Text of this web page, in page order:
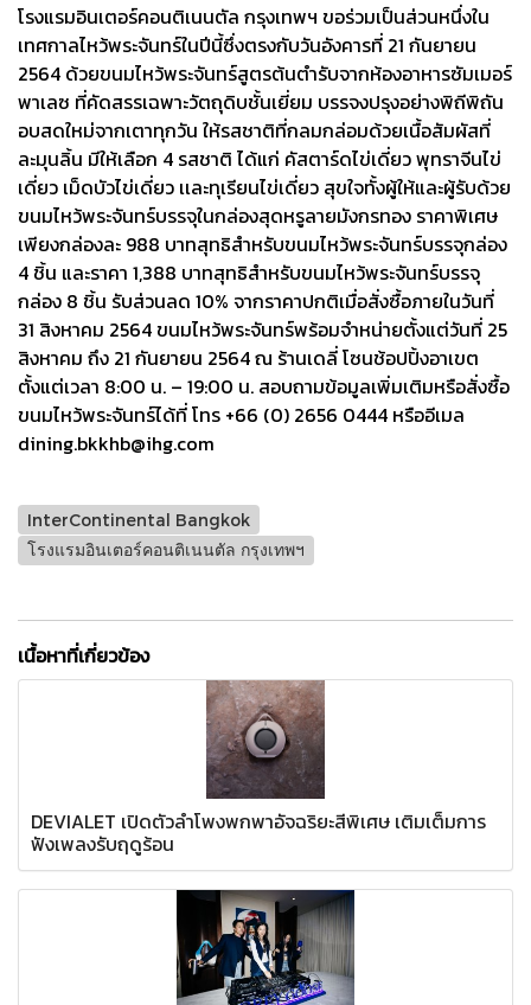
โรงแรมอินเตอร์คอนติเนนตัล กรุงเทพฯ ขอร่วมเป็นส่วนหนึ่งใน
เทศกาลไหว้พระจันทร์ในปีนี้ซึ่งตรงกับวันอังคารที่ 21 กันยายน
2564 ด้วยขนมไหว้พระจันทร์สูตรต้นตำรับจากห้องอาหารซัมเมอร์
พาเลซ ที่คัดสรรเฉพาะวัตถุดิบชั้นเยี่ยม บรรจงปรุงอย่างพิถีพิถัน
อบสดใหม่จากเตาทุกวัน ให้รสชาติที่กลมกล่อมด้วยเนื้อสัมผัสที่
ละมุนลิ้น มีให้เลือก 4 รสชาติ ได้แก่ คัสตาร์ดไข่เดี่ยว พุทราจีนไข่
เดี่ยว เม็ดบัวไข่เดี่ยว เเละทุเรียนไข่เดี่ยว สุขใจทั้งผู้ให้และผู้รับด้วย
ขนมไหว้พระจันทร์บรรจุในกล่องสุดหรูลายมังกรทอง ราคาพิเศษ
เพียงกล่องละ 988 บาทสุทธิสำหรับขนมไหว้พระจันทร์บรรจุกล่อง
4 ชิ้น และราคา 1,388 บาทสุทธิสำหรับขนมไหว้พระจันทร์บรรจุ
กล่อง 8 ชิ้น รับส่วนลด 10% จากราคาปกติเมื่อสั่งซื้อภายในวันที่
31 สิงหาคม 2564 ขนมไหว้พระจันทร์พร้อมจำหน่ายตั้งแต่วันที่ 25
สิงหาคม ถึง 21 กันยายน 2564 ณ ร้านเดลี่ โซนช้อปปิ้งอาเขต
ตั้งแต่เวลา 8:00 น. – 19:00 น. สอบถามข้อมูลเพิ่มเติมหรือสั่งซื้อ
ขนมไหว้พระจันทร์ได้ที่ โทร +66 (0) 2656 0444 หรืออีเมล
dining.bkkhb@ihg.com
InterContinental Bangkok
โรงแรมอินเตอร์คอนติเนนตัล กรุงเทพฯ
เนื้อหาที่เกี่ยวข้อง
DEVIALET เปิดตัวลำโพงพกพาอัจฉริยะสีพิเศษ เติมเต็มการ
ฟังเพลงรับฤดูร้อน